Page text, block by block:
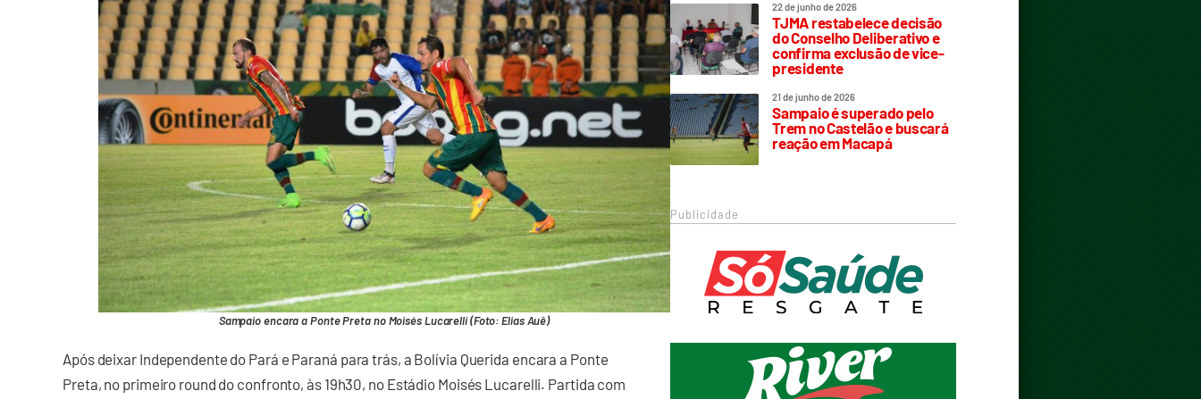
Sampaio encara a Ponte Preta no Moisés Lucarelli (Foto: Elias Auê)
Após deixar Independente do Pará e Paraná para trás, a Bolívia Querida encara a Ponte
Preta, no primeiro round do confronto, às 19h30, no Estádio Moisés Lucarelli. Partida com
22 de junho de 2026
TJMA restabelece decisão
do Conselho Deliberativo e
confirma exclusão de vice-
presidente
21 de junho de 2026
Sampaio é superado pelo
Trem no Castelão e buscará
reação em Macapá
Publicidade